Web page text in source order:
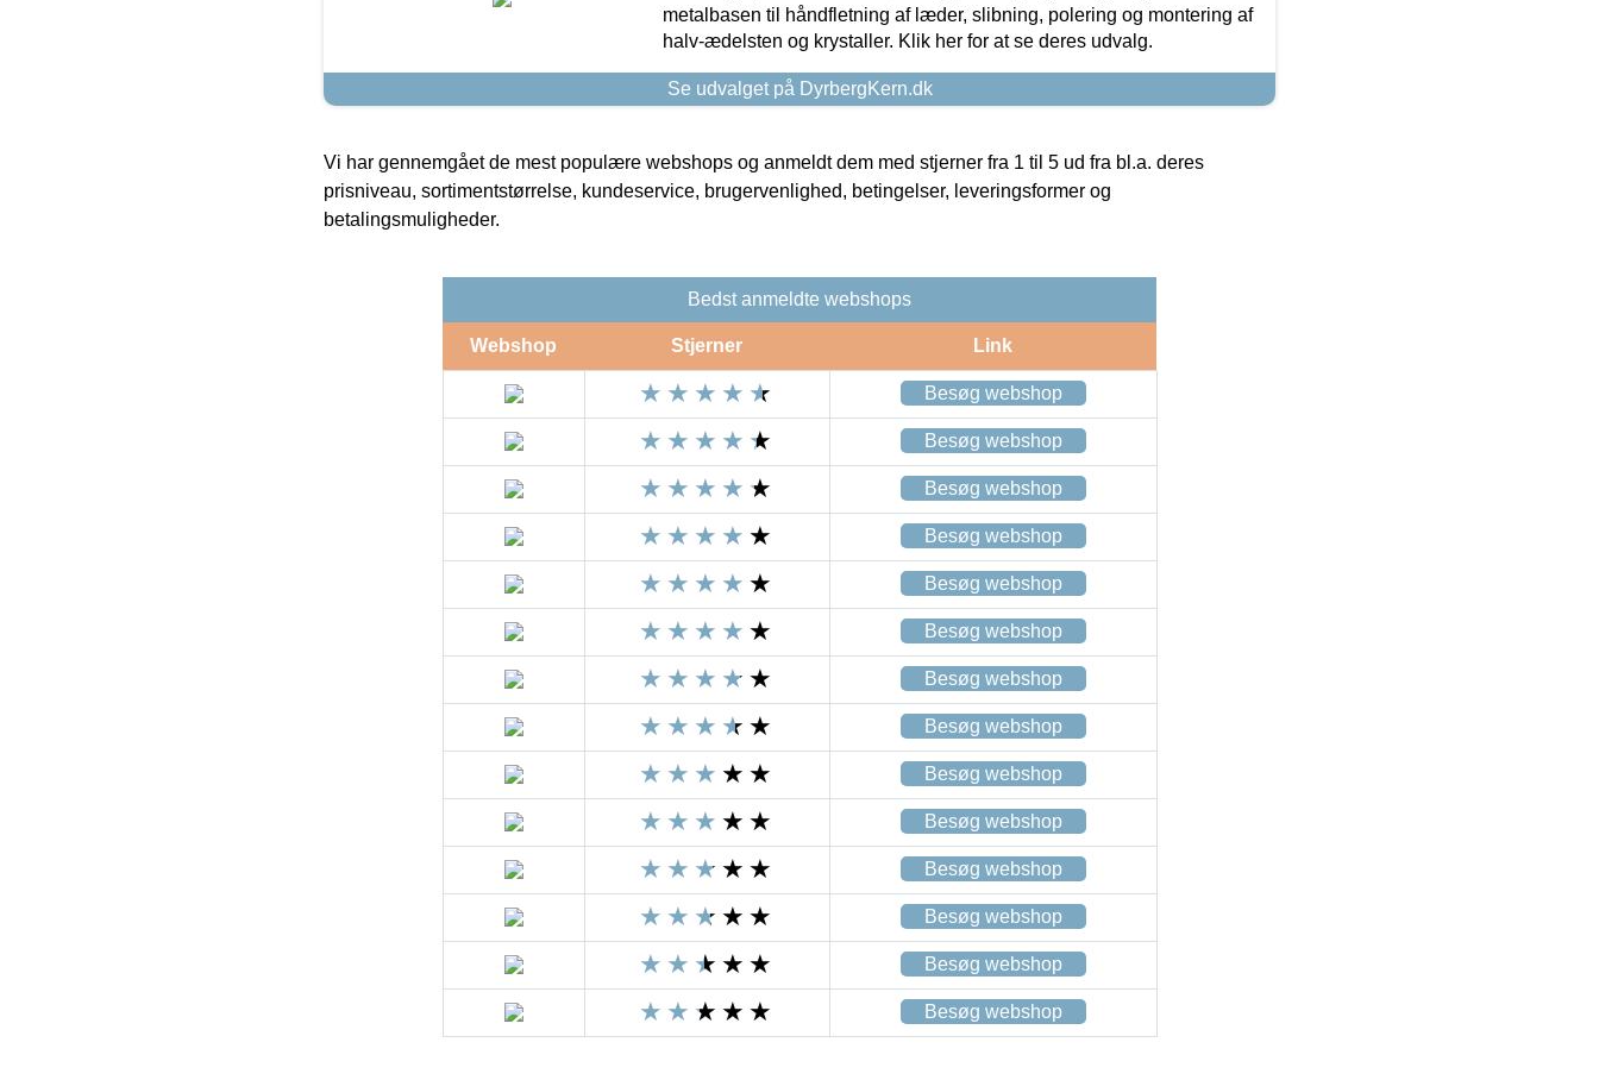
metalbasen til håndfletning af læder, slibning, polering og montering af
halv-ædelsten og krystaller. Klik her for at se deres udvalg.
Se udvalget på DyrbergKern.dk
Vi har gennemgået de mest populære webshops og anmeldt dem med stjerner fra 1 til 5 ud fra bl.a. deres
prisniveau, sortimentstørrelse, kundeservice, brugervenlighed, betingelser, leveringsformer og
betalingsmuligheder.
Bedst anmeldte webshops
Webshop Stjerner Link
Besøg webshop
Besøg webshop
Besøg webshop
Besøg webshop
Besøg webshop
Besøg webshop
Besøg webshop
Besøg webshop
Besøg webshop
Besøg webshop
Besøg webshop
Besøg webshop
Besøg webshop
Besøg webshop